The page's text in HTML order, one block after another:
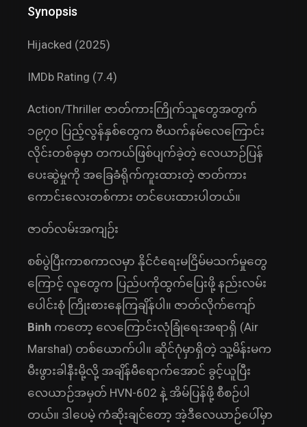
Synopsis
Hijacked (2025)
IMDb Rating (7.4)
Action/Thriller ဇာတ်ကားကြိုက်သူတွေအတွက်
၁၉၇၀ ပြည့်လွန်နှစ်တွေက ဗီယက်နမ်လေကြောင်း
လိုင်းတစ်ခုမှာ တကယ်ဖြစ်ပျက်ခဲ့တဲ့ လေယာဉ်ပြန်
ပေးဆွဲမှုကို အခြေခံရိုက်ကူးထားတဲ့ ဇာတ်ကား
ကောင်းလေးတစ်ကား တင်ပေးထားပါတယ်။
ဇာတ်လမ်းအကျဉ်း
စစ်ပွဲပြီးကာစကာလမှာ နိုင်ငံရေးမငြိမ်မသက်မှုတွေ
ကြောင့် လူတွေက ပြည်ပကိုထွက်ပြေးဖို့ နည်းလမ်း
ပေါင်းစုံ ကြိုးစားနေကြချိန်ပါ။ ဇာတ်လိုက်ကျော်
Binh ကတော့ လေကြောင်းလုံခြုံရေးအရာရှိ (Air
Marshal) တစ်ယောက်ပါ။ ဆိုင်ဂုံမှာရှိတဲ့ သူ့မိန်းမက
မီးဖွားခါနီးမို့လို့ အချိန်မီရောက်အောင် ခွင့်ယူပြီး
လေယာဉ်အမှတ် HVN-602 နဲ့ အိမ်ပြန်ဖို့ စီစဉ်ပါ
တယ်။ ဒါပေမဲ့ ကံဆိုးချင်တော့ အဲ့ဒီလေယာဉ်ပေါ်မှာ